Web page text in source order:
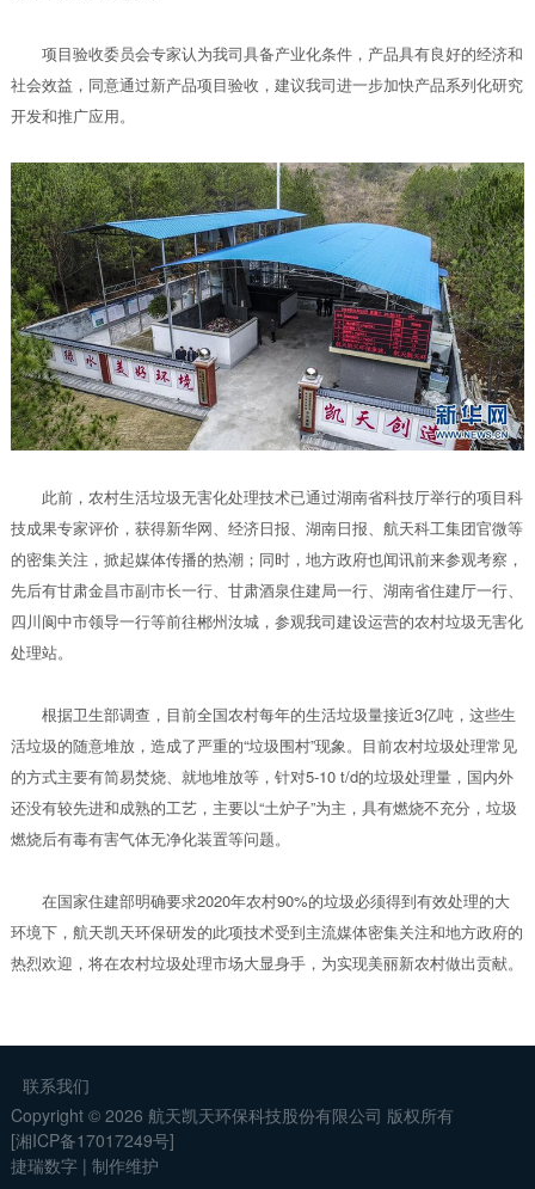
项目验收委员会专家认为我司具备产业化条件，产品具有良好的经济和
社会效益，同意通过新产品项目验收，建议我司进一步加快产品系列化研究
开发和推广应用。
此前，农村生活垃圾无害化处理技术已通过湖南省科技厅举行的项目科
技成果专家评价，获得新华网、经济日报、湖南日报、航天科工集团官微等
的密集关注，掀起媒体传播的热潮；同时，地方政府也闻讯前来参观考察，
先后有甘肃金昌市副市长一行、甘肃酒泉住建局一行、湖南省住建厅一行、
四川阆中市领导一行等前往郴州汝城，参观我司建设运营的农村垃圾无害化
处理站。
根据卫生部调查，目前全国农村每年的生活垃圾量接近3亿吨，这些生
活垃圾的随意堆放，造成了严重的“垃圾围村”现象。目前农村垃圾处理常见
的方式主要有简易焚烧、就地堆放等，针对5-10 t/d的垃圾处理量，国内外
还没有较先进和成熟的工艺，主要以“土炉子”为主，具有燃烧不充分，垃圾
燃烧后有毒有害气体无净化装置等问题。
在国家住建部明确要求2020年农村90%的垃圾必须得到有效处理的大
环境下，航天凯天环保研发的此项技术受到主流媒体密集关注和地方政府的
热烈欢迎，将在农村垃圾处理市场大显身手，为实现美丽新农村做出贡献。
联系我们
Copyright © 2026 航天凯天环保科技股份有限公司 版权所有
[湘ICP备17017249号]
捷瑞数字 | 制作维护